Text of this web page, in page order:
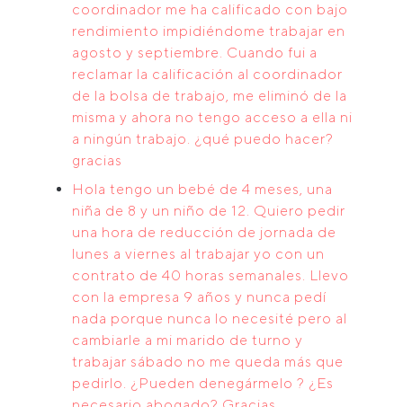
coordinador me ha calificado con bajo
rendimiento impidiéndome trabajar en
agosto y septiembre. Cuando fui a
reclamar la calificación al coordinador
de la bolsa de trabajo, me eliminó de la
misma y ahora no tengo acceso a ella ni
a ningún trabajo. ¿qué puedo hacer?
gracias
Hola tengo un bebé de 4 meses, una
niña de 8 y un niño de 12. Quiero pedir
una hora de reducción de jornada de
lunes a viernes al trabajar yo con un
contrato de 40 horas semanales. Llevo
con la empresa 9 años y nunca pedí
nada porque nunca lo necesité pero al
cambiarle a mi marido de turno y
trabajar sábado no me queda más que
pedirlo. ¿Pueden denegármelo ? ¿Es